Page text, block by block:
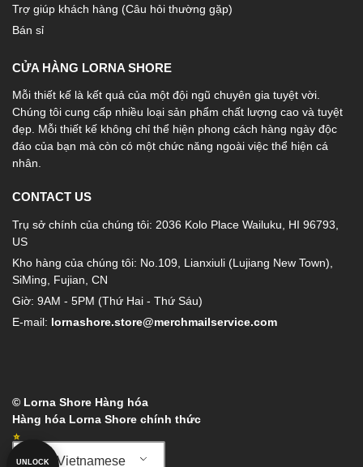
Trợ giúp khách hàng (Câu hỏi thường gặp)
Bán sỉ
CỬA HÀNG LORNA SHORE
Mỗi thiết kế là kết quả của một đội ngũ chuyên gia tuyệt vời.
Chúng tôi cung cấp nhiều loại sản phẩm chất lượng cao và tuyệt
đẹp. Mỗi thiết kế không chỉ thể hiện phong cách hàng ngày độc
đáo của bạn mà còn có một chức năng ngoài việc thể hiện cá
nhân.
CONTACT US
Trụ sở chính của chúng tôi: 2036 Kolo Place Wailuku, HI 96793,
US
Kho hàng của chúng tôi: No.109, Lianxiuli (Lujiang New Town),
SiMing, Fujian, CN
Giờ: 9AM - 5PM (Thứ Hai - Thứ Sáu)
E-mail: lornashore.store@merchmailservice.com
© Lorna Shore Hàng hóa
Hàng hóa Lorna Shore chính thức
Vietnamese
UNLOCK